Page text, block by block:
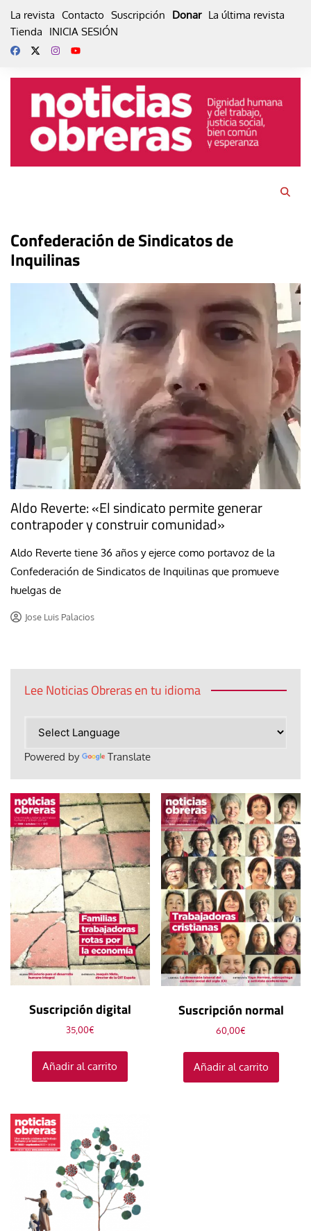
La revista Contacto Suscripción Donar La última revista
Tienda
INICIA SESIÓN
Confederación de Sindicatos de
Inquilinas
Aldo Reverte: «El sindicato permite generar
contrapoder y construir comunidad»
Aldo Reverte tiene 36 años y ejerce como portavoz de la
Confederación de Sindicatos de Inquilinas que promueve
huelgas de
Jose Luis Palacios
Lee Noticias Obreras en tu idioma
Powered by Translate
Suscripción digital
35,00€
Añadir al carrito
Suscripción normal
60,00€
Añadir al carrito